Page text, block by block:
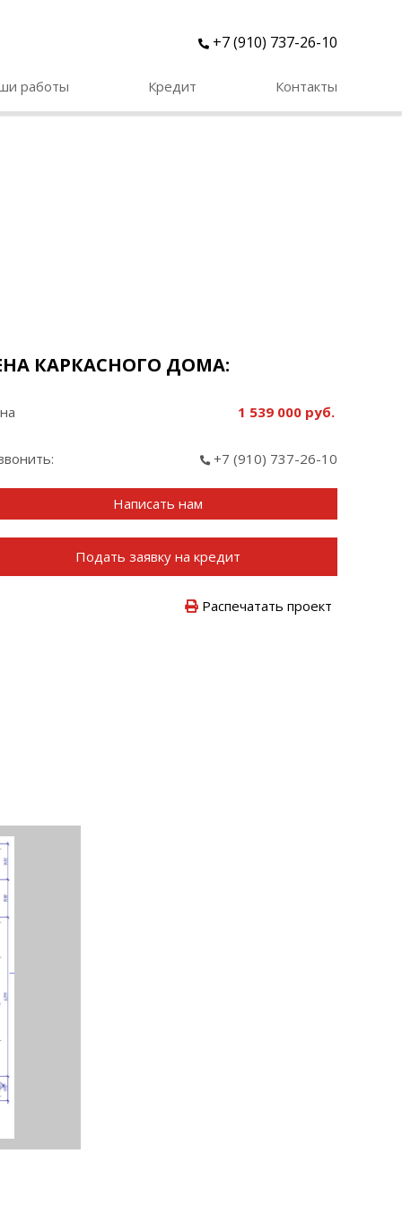
+7 (910) 737-26-10
работы Кредит Контакты
КАРКАСНОГО ДОМА:
1 539 000
+7 (910) 737-26-10
Написать нам
Подать заявку на кредит
Распечатать проект